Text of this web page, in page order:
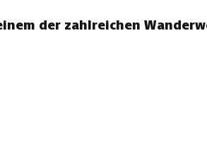
der zahlreichen